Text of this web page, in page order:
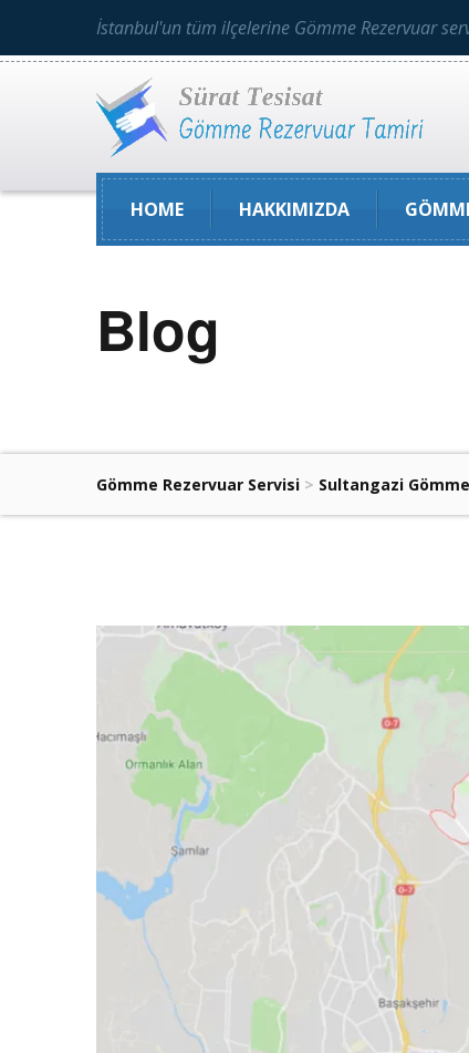
İstanbul'un tüm ilçelerine Gömme Rezervuar
HOME HAKKIMIZDA
Blog
Gömme Rezervuar Servisi > Sultangazi